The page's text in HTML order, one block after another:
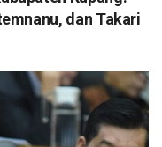
dan Takari